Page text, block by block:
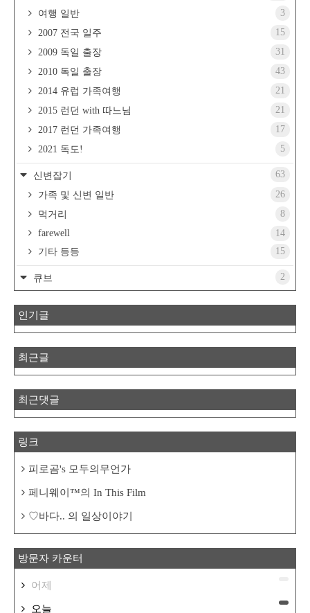
여행 일반
3
2007 전국 일주
15
2009 독일 출장
31
2010 독일 출장
43
2014 유럽 가족여행
21
2015 런던 with 따느님
21
2017 런던 가족여행
17
2021 독도!
5
신변잡기
63
가족 및 신변 일반
26
먹거리
8
farewell
14
기타 등등
15
큐브 2
인기글
최근글
최근댓글
링크
피로곰's 모두의무언가
페니웨이™의 In This Film
♡바다.. 의 일상이야기
방문자 카운터
어제
오늘